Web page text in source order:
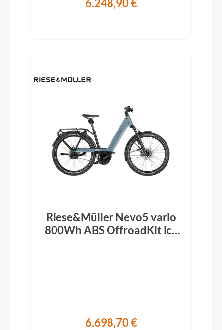
6.248,90 €
Riese&Müller Nevo5 vario
800Wh ABS OffroadKit ice
6.698,70 €